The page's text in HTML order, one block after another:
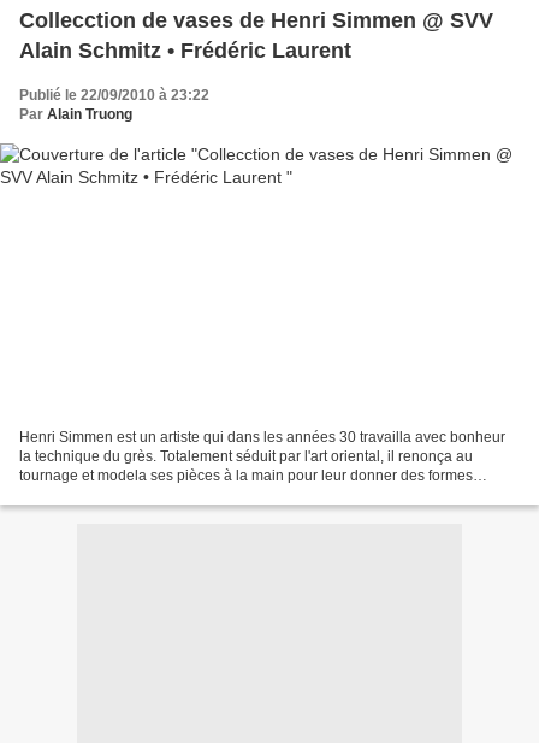
Collecction de vases de Henri Simmen @ SVV
Alain Schmitz • Frédéric Laurent
Publié le 22/09/2010 à 23:22
Par Alain Truong
Henri Simmen est un artiste qui dans les années 30 travailla avec bonheur
la technique du grès. Totalement séduit par l'art oriental, il renonça au
tournage et modela ses pièces à la main pour leur donner des formes